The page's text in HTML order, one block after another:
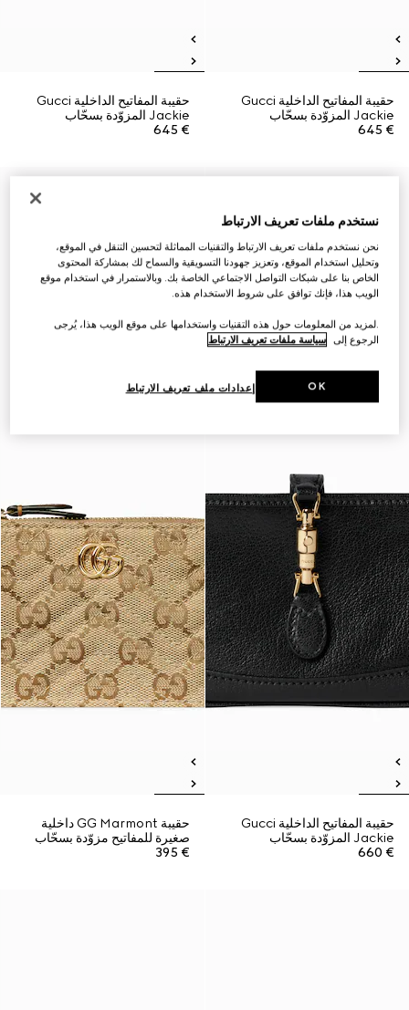
حقيبة المفاتيح الداخلية Gucci
Jackie المزوّدة بسحّاب
€ 645
حقيبة المفاتيح الداخلية Gucci
Jackie المزوّدة بسحّاب
€ 645
حقيبة المفاتيح الداخلية Gucci
Jackie المزوّدة بسحّاب
€ 660
حقيبة GG Marmont داخلية
صغيرة للمفاتيح مزوّدة بسحّاب
€ 395
نستخدم ملفات تعريف الارتباط
نحن نستخدم ملفات تعريف الارتباط والتقنيات المماثلة لتحسين التنقل في الموقع،
وتحليل استخدام الموقع، وتعزيز جهودنا التسويقية والسماح لك بمشاركة المحتوى
الخاص بنا على شبكات التواصل الاجتماعي الخاصة بك. وبالاستمرار في استخدام موقع
الويب هذا، فإنك توافق على شروط الاستخدام هذه.
.لمزيد من المعلومات حول هذه التقنيات واستخدامها على موقع الويب هذا، يُرجى
الرجوع إلى سياسة ملفات تعريف الارتباط
إعدادات ملف تعريف الارتباط OK